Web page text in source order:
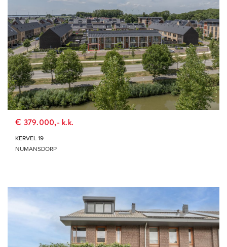
€ 379.000,- k.k.
KERVEL 19
NUMANSDORP